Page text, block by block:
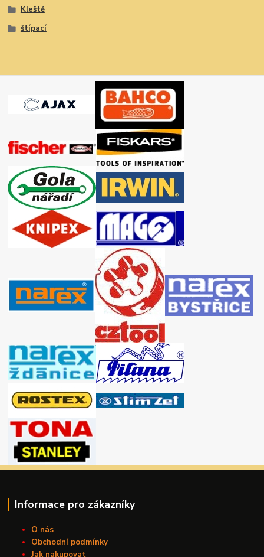
Kleště
štípací
Informace pro zákazníky
O nás
Obchodní podmínky
Jak nakupovat